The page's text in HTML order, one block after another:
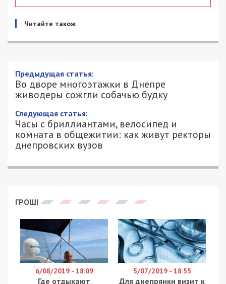
Читайте також
Во дворе многоэтажки в Днепре
живодеры сожгли собачью будку
24/04/2019 - 16:47
МАРИЯ АЛИЦЕНКО - СПЕЦИАЛЬНО
ДЛЯ 49000.COM.UA
ж/м Победа живодеры подожгли самодельную
на бульваре Славы. В это время рядом с будкой
Надеюсь, никто из животных не пострадал. Но самую
малость – свой уголок и не очень обустроенное жилище
у них отобрали. Гореть этим нелюдям в аду, – об этом
рассказывает в группеFacebookЛюбовь Полторацкая.